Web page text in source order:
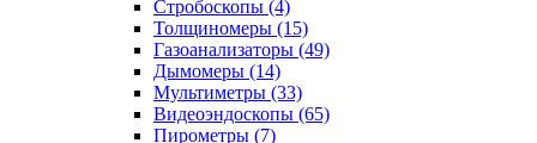
Стробоскопы (4)
Толщиномеры (15)
Газоанализаторы (49)
Дымомеры (14)
Мультиметры (33)
Видеоэндоскопы (65)
Пирометры (7)